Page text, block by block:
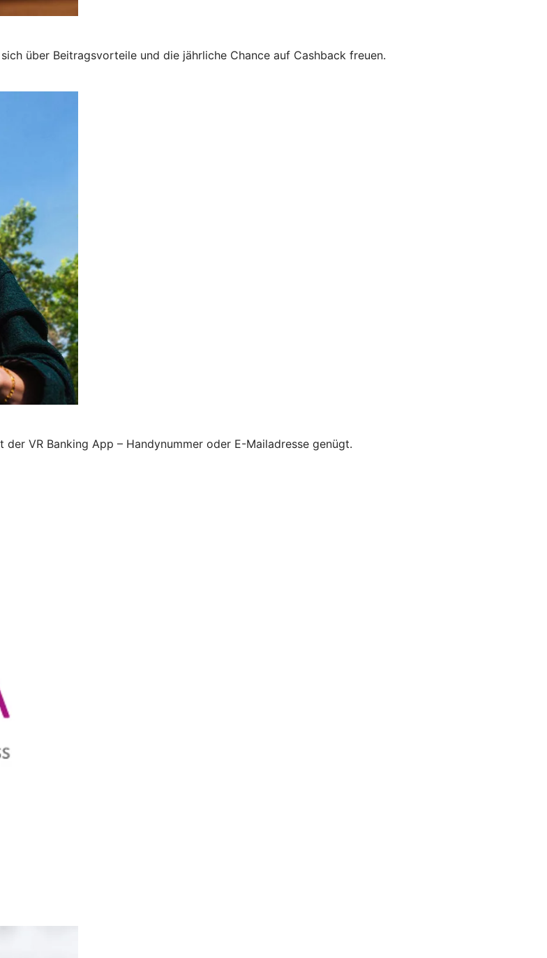
über Beitragsvorteile und die jährliche Chance auf Cashback freuen.
VR Banking App – Handynummer oder E-Mailadresse genügt.